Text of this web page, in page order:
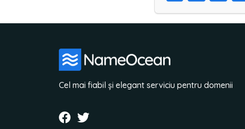
Cel mai fiabil și elegant serviciu pentru domenii